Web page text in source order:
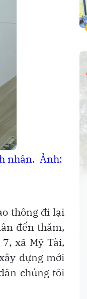
nhân. Ảnh:
thông đi lại
đến thăm,
xã Mỹ Tài,
dựng mới
chúng tôi